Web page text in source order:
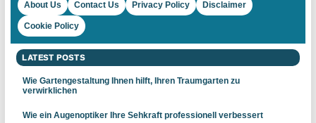
About Us Contact Us Privacy Policy Disclaimer
Cookie Policy
LATEST POSTS
Wie Gartengestaltung Ihnen hilft, Ihren Traumgarten zu
verwirklichen
Wie ein Augenoptiker Ihre Sehkraft professionell verbessert